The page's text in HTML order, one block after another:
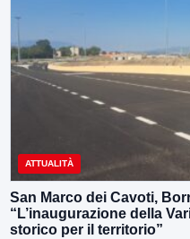
ATTUALITÀ
San Marco dei Cavoti,
“L’inaugurazione della
storico per il territorio”